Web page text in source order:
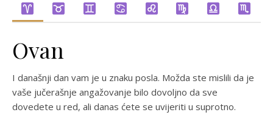
Ovan
I današnji dan vam je u znaku posla. Možda ste mislili da je
vaše jučerašnje angažovanje bilo dovoljno da sve
dovedete u red, ali danas ćete se uvijeriti u suprotno.